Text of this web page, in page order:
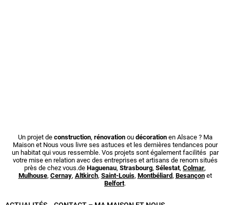
Un projet de construction, rénovationou décorationen Alsace ? Ma
Maison et Nous vous livre ses astuces et les dernières tendances pour
un habitat qui vous ressemble. Vos projets sont également facilités par
votre mise en relation avec des entreprises et artisans de renom situés
près de chez vous.de Haguenau, Strasbourg, Sélestat, Colmar,
Mulhouse, Cernay, Altkirch, Saint-Louis, Montbéliard , Besançonet
Belfort.